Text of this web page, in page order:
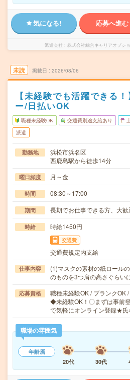
気になる! 応募へ進む
派遣会社 株式会社綜合キャリアオプシ
未読 掲載日 2026/08/06
【未経験でも活躍できる
ー/日払いOK
職種未経験OK 交通費別途支給あり
派遣
勤務地
浜松市浜名区
西鹿島駅から徒歩14分
曜日頻度 月～金
時間 08:30～17:00
期間 長期でお仕事できる方、大歓
時給 時給1450円
交通費
交通費規定内支給
仕事内容
(1)マスクの素材の紙ロール
のものを3つ肩の高さぐらい
応募資格
職種未経験OK / ブランクOK
◆未経験OK！〇まずは事前
で気軽にオンライン登録★
職場の雰囲気
年齢層
20代
30代